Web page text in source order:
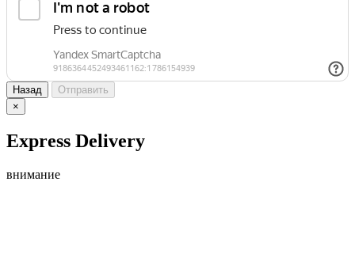
Назад
Отправить
×
Express Delivery
внимание